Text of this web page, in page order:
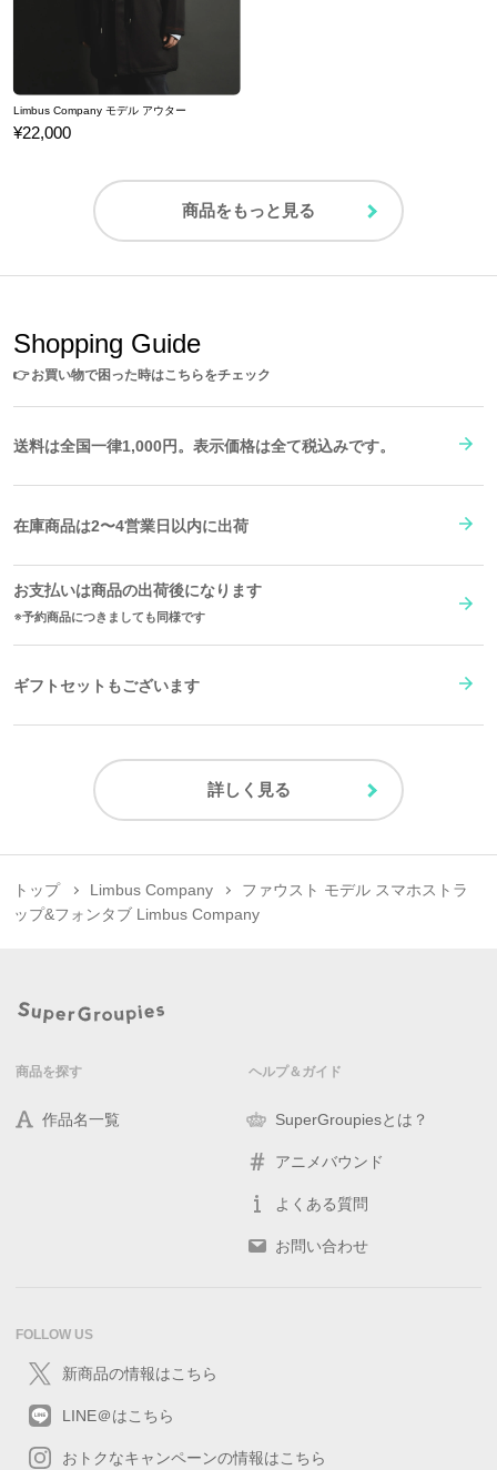
素材／ ポリエステル、TPU（熱可塑性ポリウレタンエラストマー）、合金、
Limbus Company モデル アウター
¥22,000
商品をもっと見る
Shopping Guide
👉お買い物で困った時はこちらをチェック
送料は全国一律1,000円。表示価格は全て税込みです。
在庫商品は2〜4営業日以内に出荷
お支払いは商品の出荷後になります
予約商品につきましても同様です
ギフトセットもございます
詳しく見る
トップ Limbus Company
ファウスト モデル スマホストラ
ップ&フォンタブ Limbus Company
商品を探す
作品名一覧
ヘルプ＆ガイド
SuperGroupiesとは？
アニメバウンド
よくある質問
お問い合わせ
FOLLOW US
新商品の情報はこちら
LINE＠はこちら
おトクなキャンペーンの情報はこちら